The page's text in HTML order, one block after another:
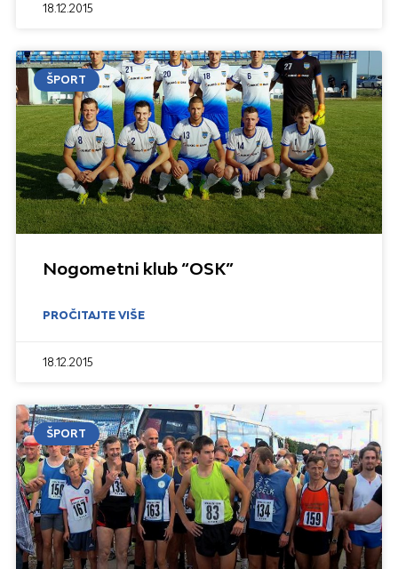
18.12.2015
ŠPORT
Nogometni klub “OSK”
PROČITAJTE VIŠE
18.12.2015
ŠPORT